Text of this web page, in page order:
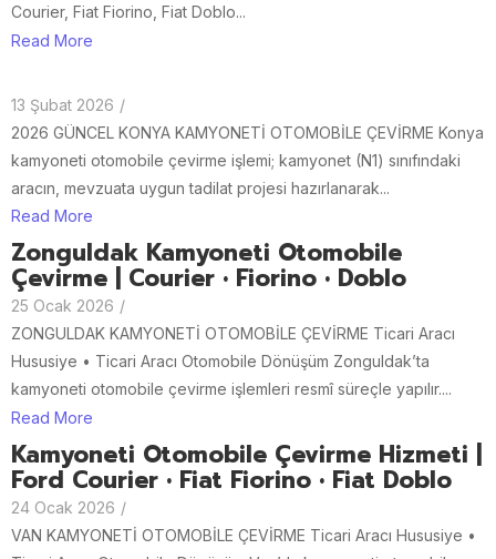
Courier, Fiat Fiorino, Fiat Doblo...
Read More
13 Şubat 2026 /
2026 GÜNCEL KONYA KAMYONETİ OTOMOBİLE ÇEVİRME Konya
kamyoneti otomobile çevirme işlemi; kamyonet (N1) sınıfındaki
aracın, mevzuata uygun tadilat projesi hazırlanarak...
Read More
Zonguldak Kamyoneti Otomobile
Çevirme | Courier • Fiorino • Doblo
25 Ocak 2026 /
ZONGULDAK KAMYONETİ OTOMOBİLE ÇEVİRME Ticari Aracı
Hususiye • Ticari Aracı Otomobile Dönüşüm Zonguldak’ta
kamyoneti otomobile çevirme işlemleri resmî süreçle yapılır....
Read More
Kamyoneti Otomobile Çevirme Hizmeti |
Ford Courier • Fiat Fiorino • Fiat Doblo
24 Ocak 2026 /
VAN KAMYONETİ OTOMOBİLE ÇEVİRME Ticari Aracı Hususiye •